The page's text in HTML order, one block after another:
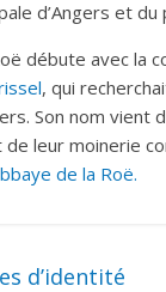
d’Angers et
débute avec la
, qui
Son nom vient
leur moinerie
de la Roë.
d’identité